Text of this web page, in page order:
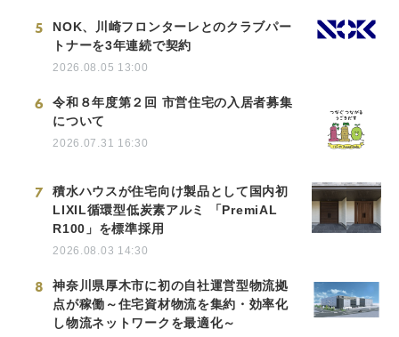
5
NOK、川崎フロンターレとのクラブパー
トナーを3年連続で契約
2026.08.05 13:00
6
令和８年度第２回 市営住宅の入居者募集
について
2026.07.31 16:30
7
積水ハウスが住宅向け製品として国内初
LIXIL循環型低炭素アルミ 「PremiAL
R100」を標準採用
2026.08.03 14:30
8
神奈川県厚木市に初の自社運営型物流拠
点が稼働～住宅資材物流を集約・効率化
し物流ネットワークを最適化～